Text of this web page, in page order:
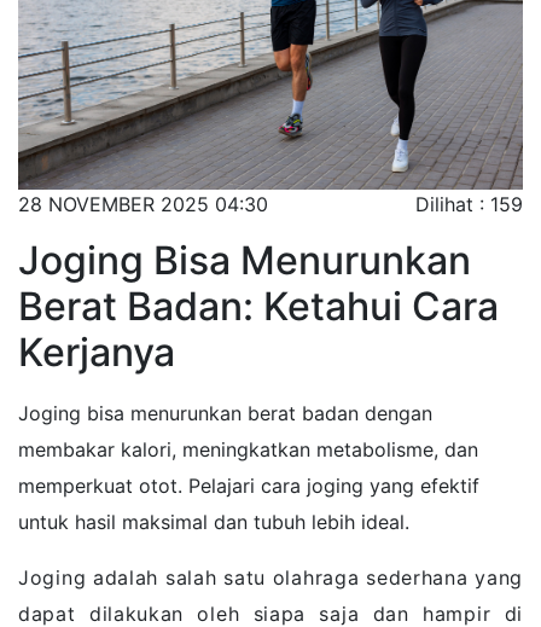
28 NOVEMBER 2025 04:30 Dilihat : 159
Joging Bisa Menurunkan
Berat Badan: Ketahui Cara
Kerjanya
Joging bisa menurunkan berat badan dengan
membakar kalori, meningkatkan metabolisme, dan
memperkuat otot. Pelajari cara joging yang efektif
untuk hasil maksimal dan tubuh lebih ideal.
Joging adalah salah satu olahraga sederhana yang
dapat dilakukan oleh siapa saja dan hampir di